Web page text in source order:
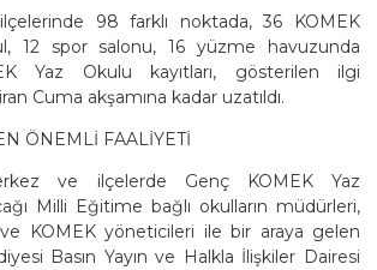
98 farklı noktada, 36 KOMEK
12 spor salonu, 16 yüzme havuzunda
Yaz Okulu kayıtları, gösterilen ilgi
Cuma akşamına kadar uzatıldı.
ÖNEMLİ FAALİYETİ
ve ilçelerde Genç KOMEK Yaz
Milli Eğitime bağlı okulların müdürleri,
KOMEK yöneticileri ile bir araya gelen
Basın Yayın ve Halkla İlişkiler Dairesi